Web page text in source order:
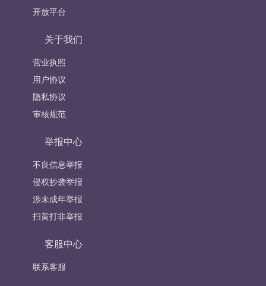
开放平台
关于我们
营业执照
用户协议
隐私协议
审核规范
举报中心
不良信息举报
侵权抄袭举报
涉未成年举报
扫黄打非举报
客服中心
联系客服